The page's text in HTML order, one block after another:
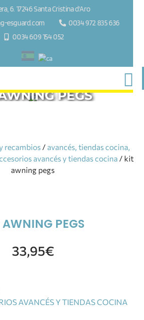
6. 17246 Santa Cristina d'Aro
esguard.com
0034 972 835 636
0034 609 154 052
PEGS
recambios / avancés, tiendas cocina,
avancés y tiendas cocina / kit
awning pegs
AWNING PEGS
33,95€
AVANCÉS Y TIENDAS COCINA